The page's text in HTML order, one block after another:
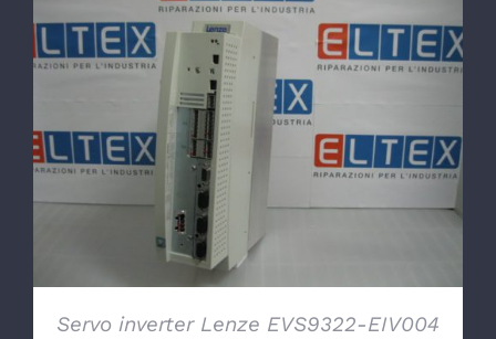
DETTAGLI
Servo inverter Lenze EVS9322-EIV004